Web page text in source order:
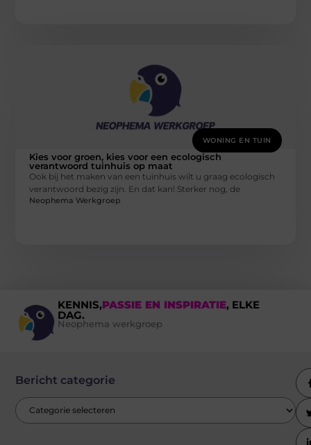
WONING EN TUIN
Kies voor groen, kies voor een ecologisch
verantwoord tuinhuis op maat
Ook bij het maken van een tuinhuis wilt u graag ecologisch
verantwoord bezig zijn. En dat kan! Sterker nog, de
Neophema Werkgroep
KENNIS,PASSIE EN INSPIRATIE, ELKE
DAG.
Neophema werkgroep
Bericht categorie